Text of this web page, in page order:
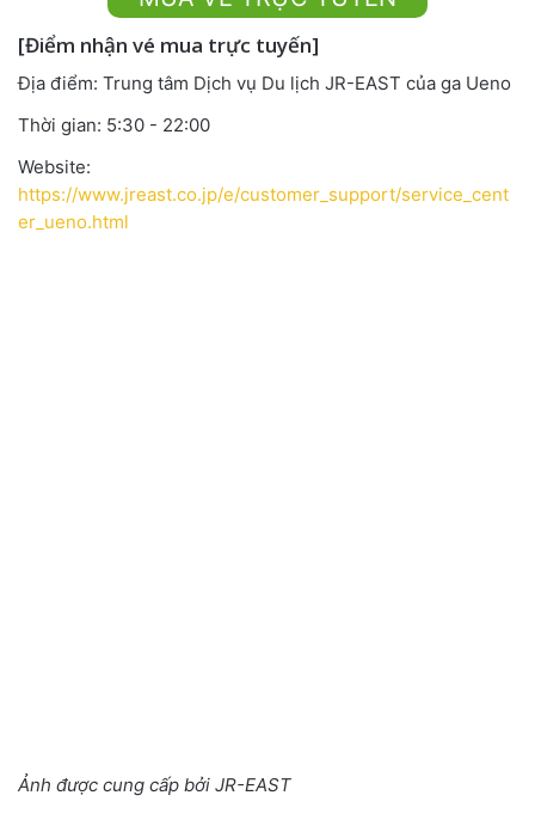
[Điểm nhận vé mua trực tuyến]
Địa điểm: Trung tâm Dịch vụ Du lịch JR-EAST của ga Ueno
Thời gian: 5:30 - 22:00
Website:
https://www.jreast.co.jp/e/customer_support/service_cent
er_ueno.html
Ảnh được cung cấp bởi JR-EAST